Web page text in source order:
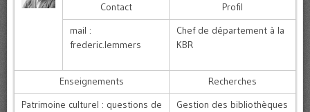
Contact
Profil
mail :
frederic.lemmers
Chef de département à la
KBR
Enseignements
Recherches
Patrimoine culturel : questions de
Gestion des bibliothèques